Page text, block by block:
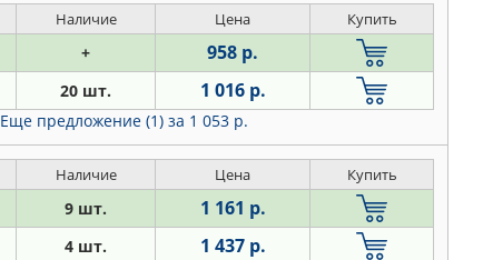
Наличие Цена Купить
+ 958 р.
20 шт. 1 016 р.
Еще предложение (1) за 1 053 р.
Наличие Цена Купить
9 шт. 1 161 р.
4 шт. 1 437 р.